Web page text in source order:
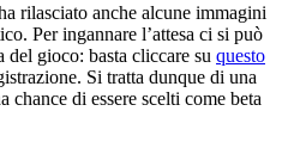
rilasciato anche alcune immagini
Per ingannare l’attesa ci si può
del gioco: basta cliccare su questo
Si tratta dunque di una
chance di essere scelti come beta